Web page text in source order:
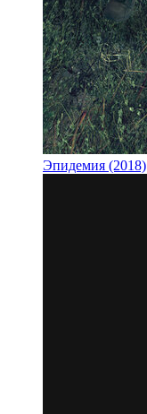
Эпидемия (2018)